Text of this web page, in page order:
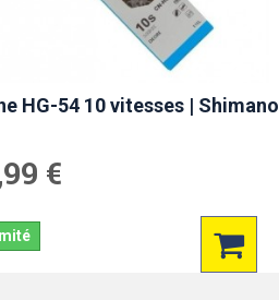
HG-54 10 vitesses | Shimano
€